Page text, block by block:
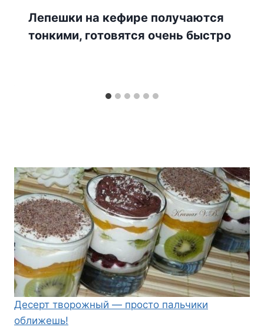
Лепешки на кефире получаются
тонкими, готовятся очень быстро
Десерт творожный — просто пальчики
оближешь!